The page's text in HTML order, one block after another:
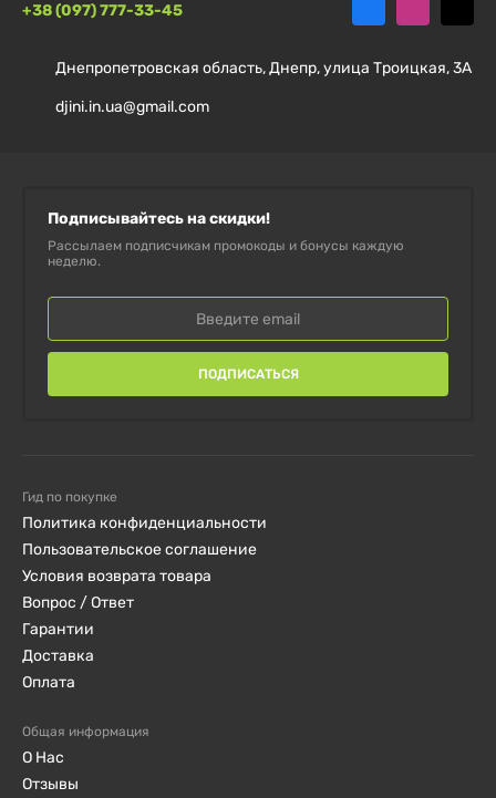
+38 (097) 777-33-45
Днепропетровская область, Днепр, улица Троицкая, 3А
djini.in.ua@gmail.com
Подписывайтесь на скидки!
Рассылаем подписчикам промокоды и бонусы каждую
неделю.
ПОДПИСАТЬСЯ
Гид по покупке
Политика конфиденциальности
Пользовательское соглашение
Условия возврата товара
Вопрос / Ответ
Гарантии
Доставка
Оплата
Общая информация
О Нас
Отзывы